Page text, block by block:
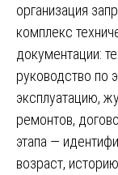
организация
комплекс
документации:
руководство по
эксплуатацию,
ремонтов,
этапа —
возраст,